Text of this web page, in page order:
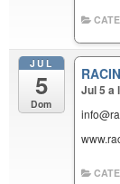
JUL
5
Dom
Jul 5 a